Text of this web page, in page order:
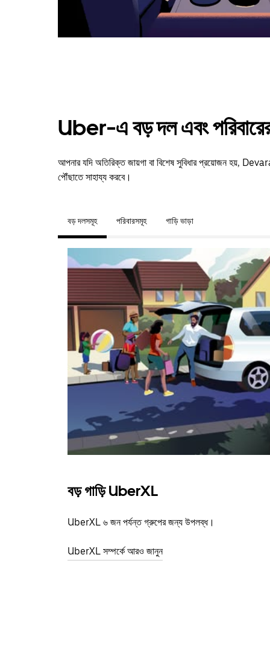
Uber-এ বড় দল এবং
আপনার যদি অতিরিক্ত জায়গা বা বিশেষ সুবিধার প্রয়োজন হয়,
পৌঁছাতে সাহায্য করবে।
বড় দলসমূহ পরিবারসমূহ গাড়ি ভাড়া
বড় গাড়ি UberXL
UberXL ৬ জন পর্যন্ত গ্রুপের জন্য উপলব্ধ।
UberXL সম্পর্কে আরও জানুন